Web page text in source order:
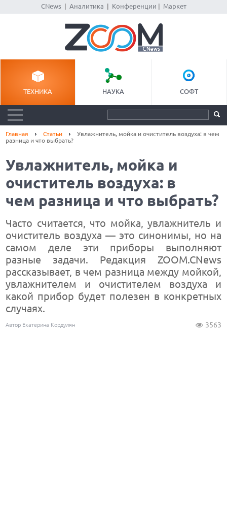
CNews| Аналитика Конференции Маркет
ТЕХНИКА НАУКА СОФТ
Главная Статьи
Увлажнитель, мойка и очиститель воздуха: в чем
разница и что выбрать?
Увлажнитель, мойка и
очиститель воздуха: в
чем разница и что выбрать?
Часто считается, что мойка, увлажнитель и
очиститель воздуха — это синонимы, но на
самом деле эти приборы выполняют
разные задачи. Редакция ZOOM.CNews
рассказывает, в чем разница между мойкой,
увлажнителем и очистителем воздуха и
какой прибор будет полезен в конкретных
случаях.
Автор Екатерина Кордулян 3563